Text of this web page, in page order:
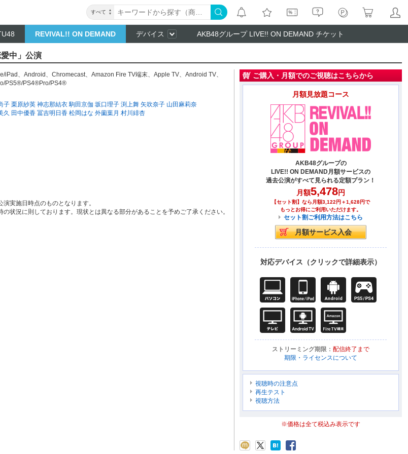
すべて
REVIVAL!! ON DEMAND デバイス AKB48グループ LIVE!! ON DEMAND チケット
中」公演
iPad 、 Android 、 Chromecast、 Amazon Fire TV端末、 Apple TV、 Android TV、
PS5®/PS4®Pro/PS4®
子 栗原紗英 神志那結衣 駒田京伽 坂口理子 渕上舞 矢吹奈子 山田麻莉奈
久 田中優香 冨吉明日香 松岡はな 外薗葉月 村川緋杏
実施日時点のものとなります。
状況に則しております。現状とは異なる部分があることを予めご了承ください。
ご購入・月額でのご視聴はこちらから
月額見放題コース
AKB48グループの
LIVE!! ON DEMAND月額サービスの
過去公演がすべて見られる定額プラン！
月額5,478円
【セット割】なら月額3,122円＋1,628円で
もっとお得にご利用いただけます。
セット割ご利用方法はこちら
対応デバイス（クリックで詳細表示）
ストリーミング期限： 配信終了まで
期限・ライセンスについて
視聴時の注意点
再生テスト
視聴方法
※価格は全て税込み表示です